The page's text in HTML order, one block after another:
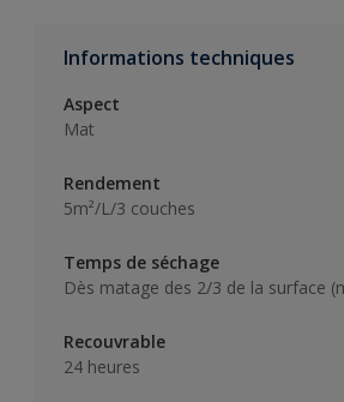
Informations techniques
Aspect
Mat
Rendement
5m²/L/3 couches
Temps de séchage
Dès matage des 2/3 de la surface
Recouvrable
24 heures